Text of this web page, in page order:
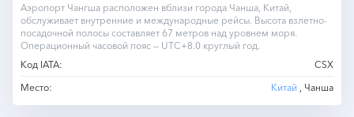
Аэропорт Чангша расположен вблизи города Чанша, Китай,
обслуживает внутренние и международные рейсы. Высота взлетно-
посадочной полосы составляет 67 метров над уровнем моря.
Операционный часовой пояс — UTC+8.0 круглый год.
Код IATA:
CSX
Место:
Китай , Чанша